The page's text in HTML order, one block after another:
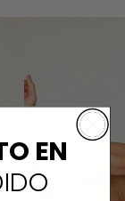
EN